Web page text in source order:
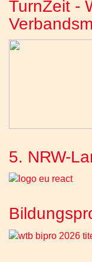
TurnZeit -
5. NRW-